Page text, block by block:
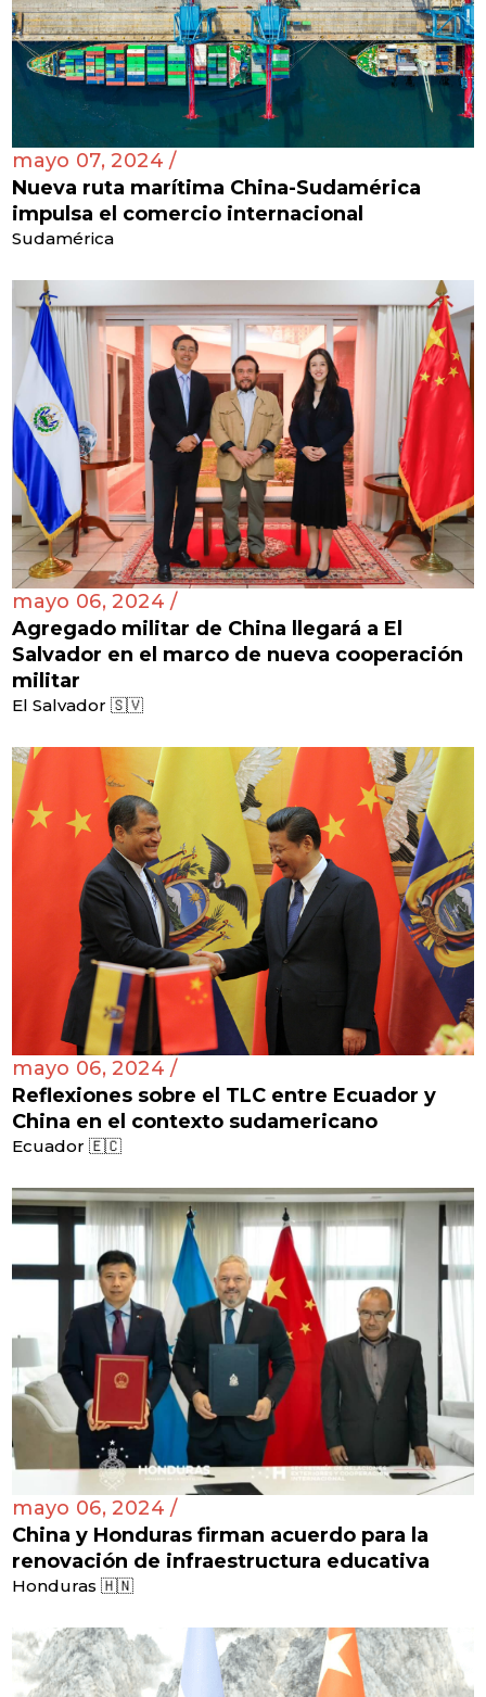
mayo 07, 2024 /
Nueva ruta marítima China-Sudamérica
impulsa el comercio internacional
Sudamérica
mayo 06, 2024 /
Agregado militar de China llegará a El
Salvador en el marco de nueva cooperación
militar
El Salvador 🇸🇻
mayo 06, 2024 /
Reflexiones sobre el TLC entre Ecuador y
China en el contexto sudamericano
Ecuador 🇪🇨
mayo 06, 2024 /
China y Honduras firman acuerdo para la
renovación de infraestructura educativa
Honduras 🇭🇳